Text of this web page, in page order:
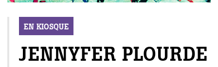
EN KIOSQUE
JENNYFER PLOURDE